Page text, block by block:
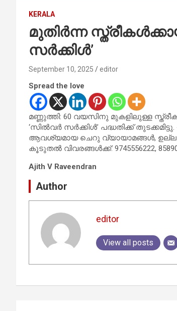
KERALA
മുതിർന്ന
സർക്കിൾ’
September 10, 2025 editor
Spread the love
മണ്ണുത്തി: 60 വയസിനു മുകളിലുള്ള
‘സിൽവർ സർക്കിൾ’ പദ്ധതിക്ക്
ആവശ്യമായ ചെറു വ്യായാമങ്ങൾ,
കൂടുതൽ വിവരങ്ങൾക്ക്: 9745556222,
Ajith V Raveendran
Author
editor
View all posts